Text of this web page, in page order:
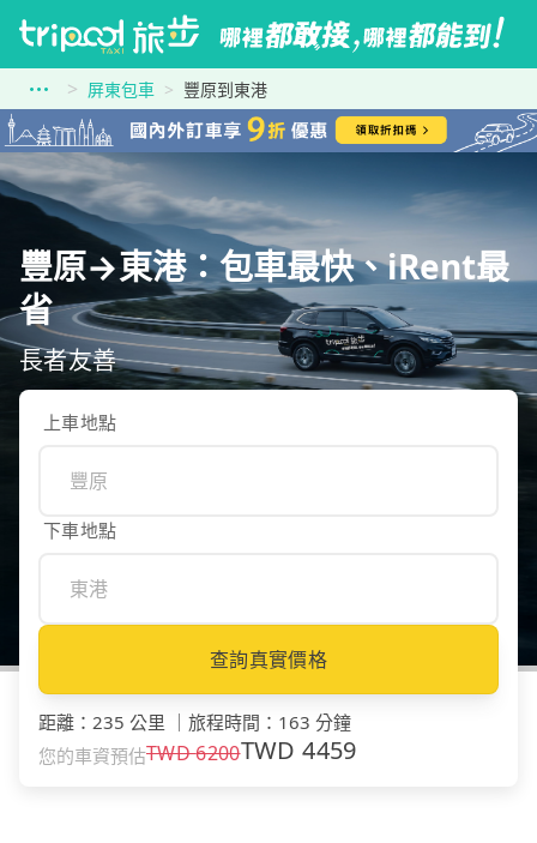
屏東包車 豐原到東港
豐原→東港：包車最快、iRent最
省
長者友善
上車地點
下車地點
查詢真實價格
距離 ： 235 公里 旅程時間 ： 163 分鐘
您的車資預估TWD6200TWD4459